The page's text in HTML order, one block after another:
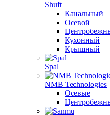
Shuft
Канальный
Осевой
Кухонный
Крышный
Spal
NMB Technologies
Осевые